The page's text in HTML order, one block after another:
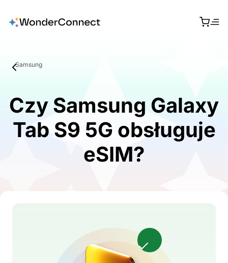
Samsung
Czy Samsung Galaxy
Tab S9 5G obsługuje
eSIM?